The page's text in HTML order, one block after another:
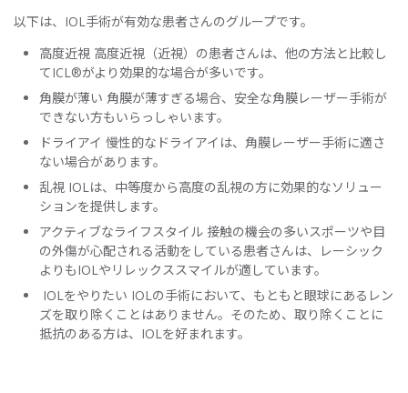
以下は、IOL手術が有効な患者さんのグループです。
高度近視 高度近視（近視）の患者さんは、他の方法と比較し
てICL®がより効果的な場合が多いです。
角膜が薄い 角膜が薄すぎる場合、安全な角膜レーザー手術が
できない方もいらっしゃいます。
ドライアイ 慢性的なドライアイは、角膜レーザー手術に適さ
ない場合があります。
乱視 IOLは、中等度から高度の乱視の方に効果的なソリュー
ションを提供します。
アクティブなライフスタイル 接触の機会の多いスポーツや目
の外傷が心配される活動をしている患者さんは、レーシック
よりもIOLやリレックススマイルが適しています。
IOLをやりたい IOLの手術において、もともと眼球にあるレン
ズを取り除くことはありません。そのため、取り除くことに
抵抗のある方は、IOLを好まれます。